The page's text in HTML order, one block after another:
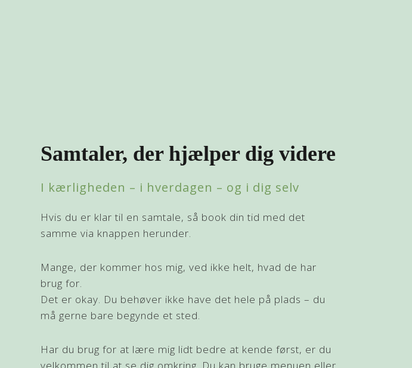
Samtaler, der hjælper dig videre
I kærligheden – i hverdagen – og i dig selv
Hvis du er klar til en samtale, så book din tid med det
samme via knappen herunder.
Mange, der kommer hos mig, ved ikke helt, hvad de har
brug for.
Det er okay. Du behøver ikke have det hele på plads – du
må gerne bare begynde et sted.
Har du brug for at lære mig lidt bedre at kende først, er du